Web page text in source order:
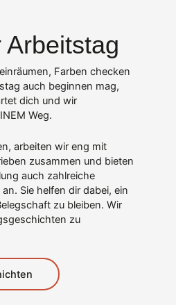
Arbeitstag
Farben checken
auch beginnen mag,
dich und wir
Weg.
arbeiten wir eng mit
zusammen und bieten
auch zahlreiche
Sie helfen dir dabei, ein
zu bleiben. Wir
zu